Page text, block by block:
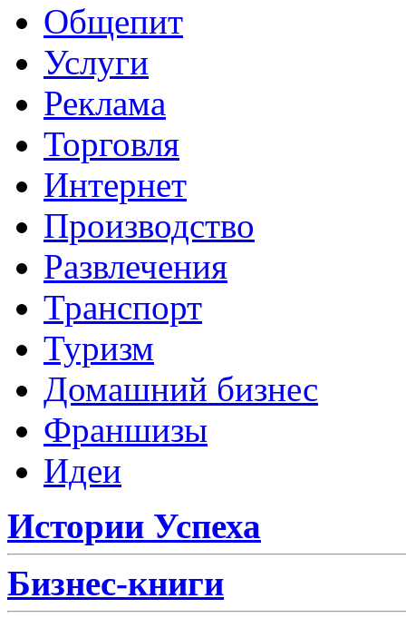
Общепит
Услуги
Реклама
Торговля
Интернет
Производство
Развлечения
Транспорт
Туризм
Домашний бизнес
Франшизы
Идеи
Истории Успеха
Бизнес-книги